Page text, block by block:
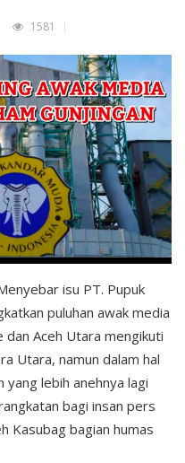
1581
isu PT. Pupuk
puluhan awak media
Aceh Utara mengikuti
Utara, namun dalam hal
lebih anehnya lagi
bagi insan pers
Kasubag bagian humas